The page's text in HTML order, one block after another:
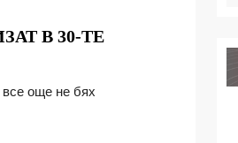
В 30-ТЕСЪВЕТ